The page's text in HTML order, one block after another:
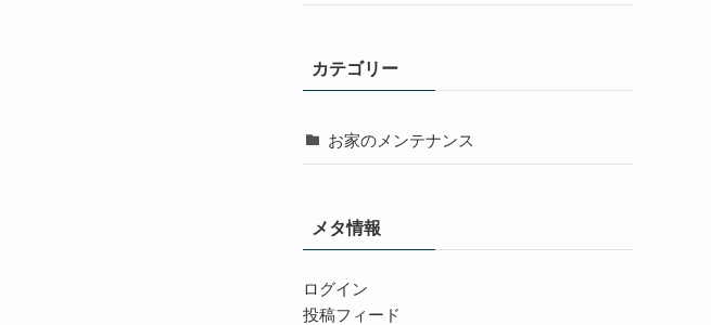
カテゴリー
お家のメンテナンス
メタ情報
ログイン
投稿フィード